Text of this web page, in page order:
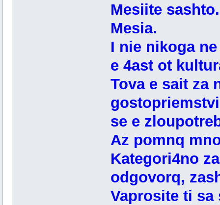
Mesiite
Mesia.
I nie nikoga
e 4ast ot
Tova e sait za
se e
Az pomnq
Kategori4no
odgovorq,
Vaprosite ti